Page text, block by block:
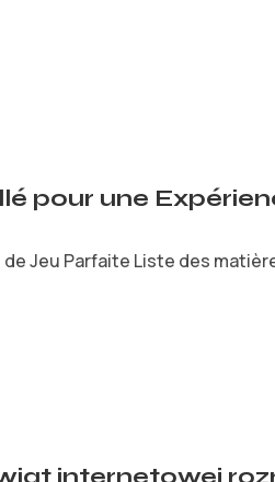
pour une
Jeu Parfaite Liste des